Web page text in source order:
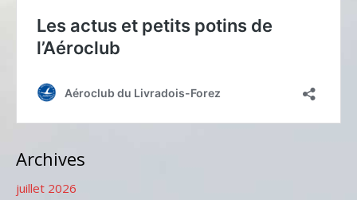
Archives
juillet 2026